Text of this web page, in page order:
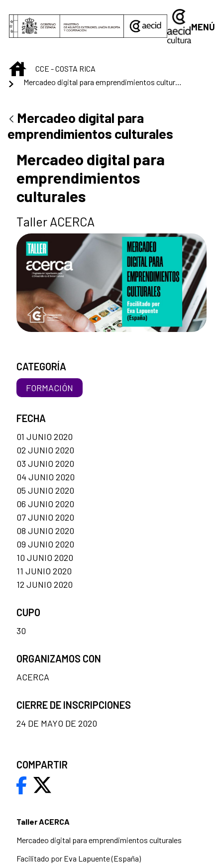
MENÚ
INICIO
CCE - COSTA RICA
Mercadeo digital para emprendimientos culturales
Mercadeo digital para
emprendimientos culturales
Mercadeo digital para
emprendimientos
culturales
Taller ACERCA
Taller ACERCA
Mercadeo digital para emprendimientos culturales
Facilitado por Eva Lapuente (España)
CATEGORÍA
FORMACIÓN
FECHA
01 JUNIO 2020
02 JUNIO 2020
03 JUNIO 2020
04 JUNIO 2020
05 JUNIO 2020
06 JUNIO 2020
07 JUNIO 2020
08 JUNIO 2020
09 JUNIO 2020
10 JUNIO 2020
11 JUNIO 2020
12 JUNIO 2020
CUPO
30
ORGANIZAMOS CON
ACERCA
CIERRE DE INSCRIPCIONES
24 DE MAYO DE 2020
COMPARTIR